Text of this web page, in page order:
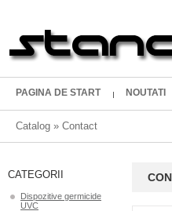
PAGINA DE START NOUTATI
Catalog » Contact
CATEGORII
Dispozitive germicide
UVC